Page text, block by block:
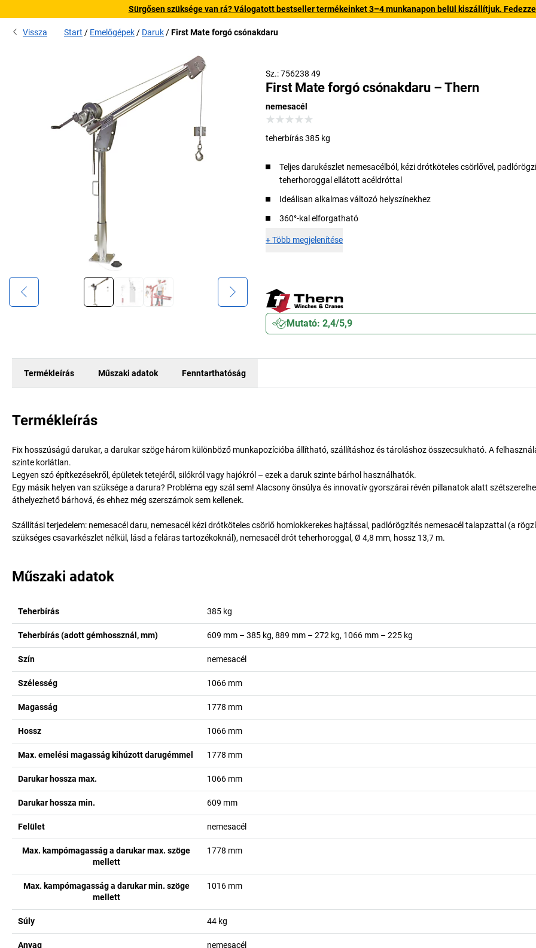
Sürgősen szüksége van rá? Válogatott bestseller termékeinket 3–4 munkanapon belül kiszállítjuk.
Vissza Start Emelőgépek Daruk First Mate forgó csónakdaru
Sz.: 756238 49
First Mate forgó csónakdaru – Thern
nemesacél
teherbírás 385 kg
Teljes darukészlet nemesacélból, kézi drótköteles csörlővel,
teherhoroggal ellátott acéldróttal
Ideálisan alkalmas változó helyszínekhez
360°-kal elforgatható
+Több megjelenítése
Mutató: 2,4/5,9
Termékleírás Műszaki adatok Fenntarthatóság
Termékleírás
Fix hosszúságú darukar, a darukar szöge három különböző munkapozícióba állítható, szállításhoz és tároláshoz összecsukható. A
szinte korlátlan.
Legyen szó építkezésekről, épületek tetejéről, silókról vagy hajókról – ezek a daruk szinte bárhol használhatók.
Egy másik helyen van szüksége a darura? Probléma egy szál sem! Alacsony önsúlya és innovatív gyorszárai révén pillanatok alatt
áthelyezhető bárhová, és ehhez még szerszámok sem kellenek.
Szállítási terjedelem: nemesacél daru, nemesacél kézi drótköteles csörlő homlokkerekes hajtással, padlórögzítés nemesacél talapzattal (a
szükséges csavarkészlet nélkül, lásd a feláras tartozékoknál), nemesacél drót teherhoroggal, Ø 4,8 mm, hossz 13,7 m.
Műszaki adatok
Teherbírás 385 kg
Teherbírás (adott gémhossznál, mm) 609 mm – 385 kg, 889 mm – 272 kg, 1066 mm – 225 kg
Szín nemesacél
Szélesség 1066 mm
Magasság 1778 mm
Hossz 1066 mm
Max. emelési magasság kihúzott darugémmel 1778 mm
Darukar hossza max. 1066 mm
Darukar hossza min. 609 mm
Felület nemesacél
Max. kampómagasság a darukar max. szöge
mellett
1778 mm
Max. kampómagasság a darukar min. szöge
mellett
1016 mm
Súly 44 kg
Anyag nemesacél